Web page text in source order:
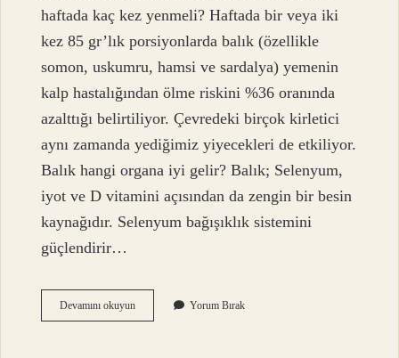
haftada kaç kez yenmeli? Haftada bir veya iki
kez 85 gr’lık porsiyonlarda balık (özellikle
somon, uskumru, hamsi ve sardalya) yemenin
kalp hastalığından ölme riskini %36 oranında
azalttığı belirtiliyor. Çevredeki birçok kirletici
aynı zamanda yediğimiz yiyecekleri de etkiliyor.
Balık hangi organa iyi gelir? Balık; Selenyum,
iyot ve D vitamini açısından da zengin bir besin
kaynağıdır. Selenyum bağışıklık sistemini
güçlendirir…
Devamını okuyunHamsi
Hangi
Yorum Bırak